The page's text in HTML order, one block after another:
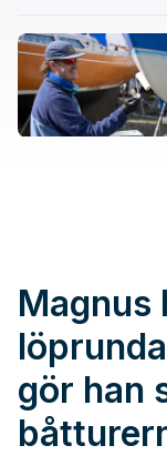
Magnus
gör han